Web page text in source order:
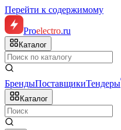
Перейти к содержимому
Proelectro.ru
Каталог
БрендыПоставщикиТендеры
Каталог